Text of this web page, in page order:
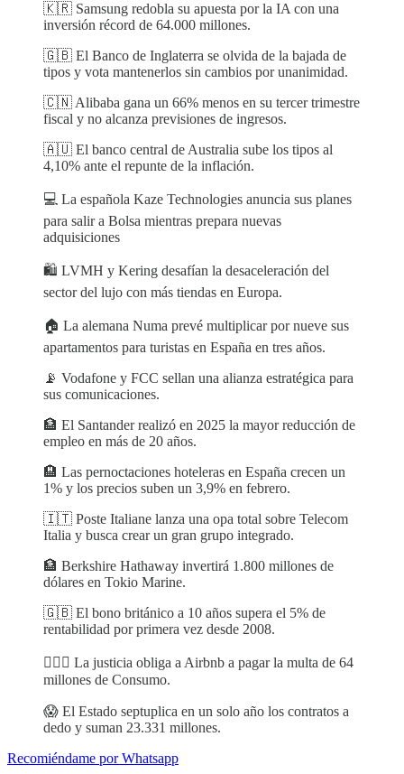
🇰🇷 Samsung redobla su apuesta por la IA con una
inversión récord de 64.000 millones.
🇬🇧 El Banco de Inglaterra se olvida de la bajada de
tipos y vota mantenerlos sin cambios por unanimidad.
🇨🇳 Alibaba gana un 66% menos en su tercer trimestre
fiscal y no alcanza previsiones de ingresos.
🇦🇺 El banco central de Australia sube los tipos al
4,10% ante el repunte de la inflación.
💻 La española Kaze Technologies anuncia sus planes
para salir a Bolsa mientras prepara nuevas
adquisiciones
🛍️ LVMH y Kering desafían la desaceleración del
sector del lujo con más tiendas en Europa.
🏠 La alemana Numa prevé multiplicar por nueve sus
apartamentos para turistas en España en tres años.
📡 Vodafone y FCC sellan una alianza estratégica para
sus comunicaciones.
🏦 El Santander realizó en 2025 la mayor reducción de
empleo en más de 20 años.
🏨 Las pernoctaciones hoteleras en España crecen un
1% y los precios suben un 3,9% en febrero.
🇮🇹 Poste Italiane lanza una opa total sobre Telecom
Italia y busca crear un gran grupo integrado.
🏦 Berkshire Hathaway invertirá 1.800 millones de
dólares en Tokio Marine.
🇬🇧 El bono británico a 10 años supera el 5% de
rentabilidad por primera vez desde 2008.
🧑🏻‍⚖️ La justicia obliga a Airbnb a pagar la multa de 64
millones de Consumo.
😱 El Estado septuplica en un solo año los contratos a
dedo y suman 23.331 millones.
Recomiéndame por Whatsapp